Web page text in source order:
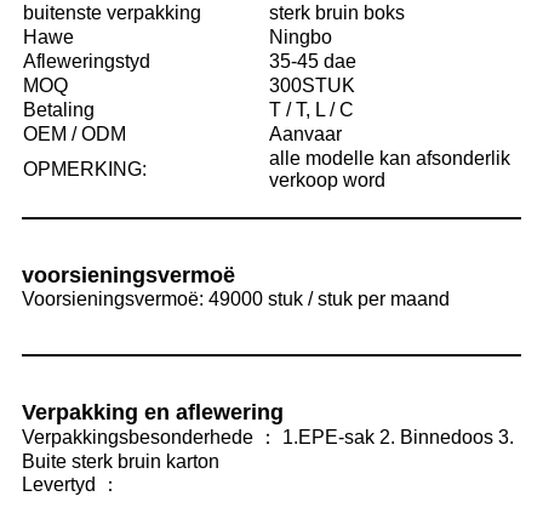
buitenste verpakking
sterk bruin boks
Hawe
Ningbo
Afleweringstyd
35-45 dae
MOQ
300STUK
Betaling
T / T, L / C
OEM / ODM
Aanvaar
OPMERKING:
alle modelle kan afsonderlik
verkoop word
voorsieningsvermoë
Voorsieningsvermoë: 49000 stuk / stuk per maand
Verpakking en aflewering
Verpakkingsbesonderhede ： 1.EPE-sak 2. Binnedoos 3.
Buite sterk bruin karton
Levertyd ：